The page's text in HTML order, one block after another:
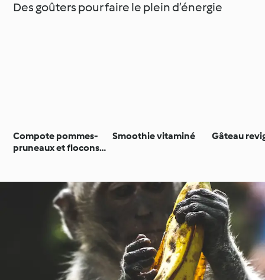
Des goûters pour faire le plein d’énergie
Compote pommes-
pruneaux et flocons
Smoothie vitaminé Gâteau